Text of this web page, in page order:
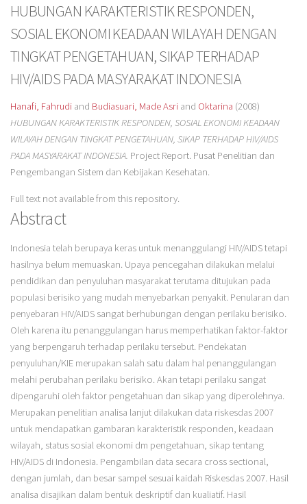
HUBUNGAN KARAKTERISTIK RESPONDEN,
SOSIAL EKONOMI KEADAAN WILAYAH DENGAN
TINGKAT PENGETAHUAN, SIKAP TERHADAP
HIV/AIDS PADA MASYARAKAT INDONESIA
Hanafi, Fahrudiand Budiasuari, Made Asriand Oktarina (2008)
HUBUNGAN KARAKTERISTIK RESPONDEN, SOSIAL EKONOMI KEADAAN
WILAYAH DENGAN TINGKAT PENGETAHUAN, SIKAP TERHADAP HIV/AIDS
PADA MASYARAKAT INDONESIA. Project Report. Pusat Penelitian dan
Pengembangan Sistem dan Kebijakan Kesehatan.
Full text not available from this repository.
Abstract
Indonesia telah berupaya keras untuk menanggulangi HIV/AIDS tetapi
hasilnya belum memuaskan. Upaya pencegahan dilakukan melalui
pendidikan dan penyuluhan masyarakat terutama ditujukan pada
populasi berisiko yang mudah menyebarkan penyakit. Penularan dan
penyebaran HIV/AIDS sangat berhubungan dengan perilaku berisiko.
Oleh karena itu penanggulangan harus memperhatikan faktor-faktor
yang berpengaruh terhadap perilaku tersebut. Pendekatan
penyuluhan/KIE merupakan salah satu dalam hal penanggulangan
melahi perubahan perilaku berisiko. Akan tetapi perilaku sangat
dipengaruhi oleh faktor pengetahuan dan sikap yang diperolehnya.
Merupakan penelitian analisa lanjut dilakukan data riskesdas 2007
untuk mendapatkan gambaran karakteristik responden, keadaan
wilayah, status sosial ekonomi dm pengetahuan, sikap tentang
HIV/AIDS di Indonesia. Pengambilan data secara cross sectional,
dengan jumlah, dan besar sampel sesuai kaidah Riskesdas 2007. Hasil
analisa disajikan dalam bentuk deskriptif dan kualiatif. Hasil